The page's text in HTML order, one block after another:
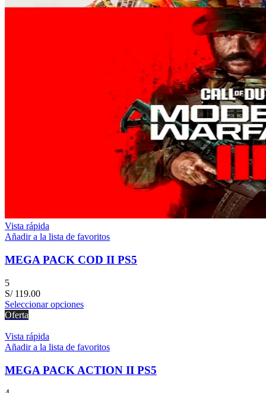
Vista rápida
Añadir a la lista de favoritos
MEGA PACK COD II PS5
5
S/119.00
Seleccionar opciones
Oferta
Vista rápida
Añadir a la lista de favoritos
MEGA PACK ACTION II PS5